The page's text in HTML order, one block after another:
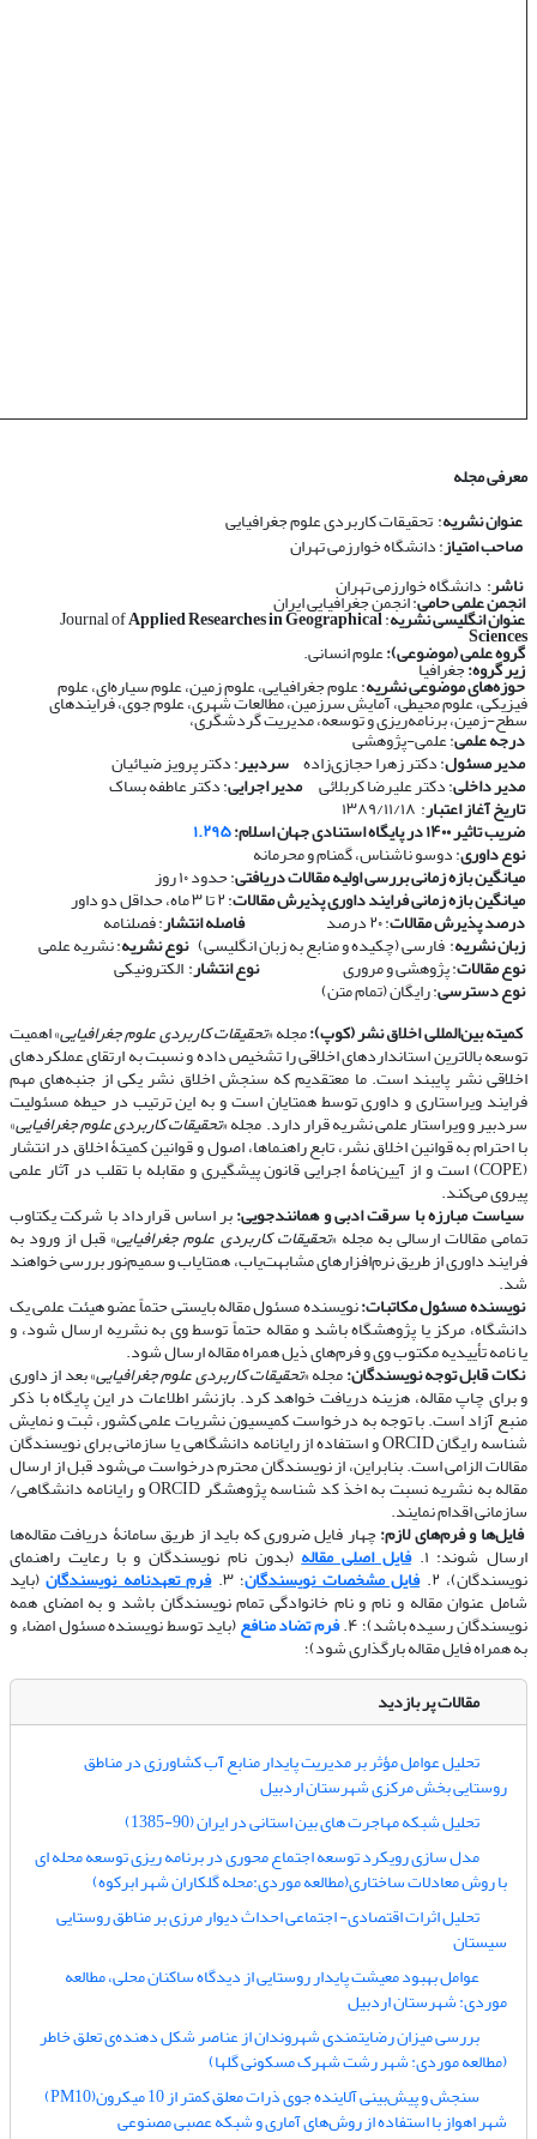
معرفی مجله
عنوان نشریه: تحقیقات کاربردی علوم جغرافیایی
صاحب امتیاز: دانشگاه خوارزمی تهران
ناشر: دانشگاه خوارزمی تهران
انجمن علمی حامی: انجمن جغرافیایی ایران
عنوان انگلیسی نشریه: Journal of
Applied Researches in Geographical
Sciences
گروه علمی (موضوعی):علوم انسانی.
زیر گروه:جغرافیا
حوزه‌های موضوعی نشریه: علوم جغرافیایی، علوم زمین، علوم سیاره‌ای، علوم
فیزیکی، علوم محیطی، آمایش سرزمین، مطالعات شهری، علوم جوی، فرایندهای
سطح-زمین، برنامه‌ریزی و توسعه، مدیریت گردشگری،
درجه علمی: علمی-پژوهشی
مدیر مسئول: دکتر زهرا حجازی‌زاده سردبیر: دکتر پرویز ضیائیان
مدیر داخلی: دکتر علیرضا کربلائی مدیر اجرایی: دکتر عاطفه بساک
تاریخ آغاز اعتبار: ۱۳۸۹/۱۱/۱۸
ضریب تاثیر ۱۴۰۰ در پایگاه استنادی جهان اسلام: ۱.۲۹۵
نوع داوری: دوسو ناشناس، گمنام و محرمانه
​​​​​​​میانگین بازه زمانی بررسی اولیه مقالات دریافتی: حدود ۱۰ روز
​​​​​​​میانگین بازه زمانی فرایند داوری پذیرش مقالات: ۲ تا ۳ ماه، حداقل دو داور
درصد پذیرش مقالات: ۲۰ درصد ​​​​​​​فاصله انتشار: فصلنامه
زبان نشریه: فارسی (چکیده و منابع به زبان انگلیسی) ​​​​​​​نوع نشریه: نشریه علمی
​​​​​​​نوع مقالات: پژوهشی و مروری ​​​​​​​نوع انتشار: الکترونیکی
​​​​​​​نوع دسترسی: رایگان (تمام متن)
​​​​​​​کمیته بین‌المللی اخلاق نشر (کوپ):مجله «تحقیقات کاربردی علوم جغرافیایی» اهمیت
توسعه بالاترین استانداردهای اخلاقی را تشخیص داده و نسبت به ارتقای عملکردهای
اخلاقی نشر پایبند است. ما معتقدیم که سنجش اخلاق نشر یکی از جنبه‌های مهم
فرایند ویراستاری و داوری توسط همتایان است و به این ترتیب در حیطه مسئولیت
سردبیر و ویراستار علمی نشریه قرار دارد. مجله «تحقیقات کاربردی علوم جغرافیایی»
با احترام به قوانین اخلاق نشر، تابع راهنماها، اصول و قوانین کمیتۀ اخلاق در انتشار
(COPE) است و از آیین‌نامۀ اجرایی قانون پیشگیری و مقابله با تقلب در آثار علمی
پیروی می‌کند.
​​​​​​​سیاست مبارزه با سرقت ادبی و همانندجویی:بر اساس قرارداد با شرکت یکتاوب
تمامی مقالات ارسالی به مجله «تحقیقات کاربردی علوم جغرافیایی» قبل از ورود به
فرایند داوری از طریق نرم‌افزارهای مشابهت‌یاب، همتایاب و سمیم‌نور بررسی خواهند
شد.
​​​​​​​نویسنده مسئول مکاتبات:نویسنده مسئول مقاله بایستی حتماً عضو هیئت علمی یک
دانشگاه، مرکز یا پژوهشگاه باشد و مقاله حتماً توسط وی به نشریه ارسال شود، و
یا نامه تأییدیه مکتوب وی و فرم‌های ذیل همراه مقاله ارسال شود.
​​​​​​​نکات قابل توجه نویسندگان:مجله «تحقیقات کاربردی علوم جغرافیایی» بعد از داوری
و برای چاپ مقاله، هزینه دریافت خواهد کرد. بازنشر اطلاعات در این پایگاه با ذکر
منبع آزاد است. با توجه به درخواست کمیسیون نشریات علمی کشور، ثبت و نمایش
شناسه رایگان ORCID و استفاده از رایانامه دانشگاهی یا سازمانی برای نویسندگان
مقالات الزامی است. بنابراین، از نویسندگان محترم درخواست می‌شود قبل از ارسال
مقاله به نشریه نسبت به اخذ کد شناسه پژوهشگر ORCID و رایانامه دانشگاهی/
سازمانی اقدام نمایند.
​​​​​​​فایل‌ها و فرم‌های لازم:چهار فایل ضروری که باید از طریق سامانۀ دریافت مقاله‌ها
ارسال شوند: ۱. فایل اصلی مقاله(بدون نام نویسندگان و با رعایت راهنمای
نویسندگان)، ۲. فایل مشخصات نویسندگان؛ ۳. فرم تعهدنامه نویسندگان(باید
شامل عنوان مقاله و نام و نام خانوادگی تمام نویسندگان باشد و به امضای همه
نویسندگان رسیده باشد)؛ ۴. فرم تضاد منافع(باید توسط نویسنده مسئول امضاء و
به همراه فایل مقاله بارگذاری شود)؛
مقالات پر بازدید
تحلیل عوامل مؤثر بر مدیریت پایدار منابع آب کشاورزی در مناطق
روستایی بخش مرکزی شهرستان اردبیل
تحلیل شبکه مهاجرت های بین استانی در ایران (90-1385)
مدل سازی رویکرد توسعه اجتماع محوری در برنامه ریزی توسعه محله ای
با روش معادلات ساختاری(مطالعه موردی:محله گلکاران شهر ابرکوه)
تحلیل اثرات اقتصادی- اجتماعی احداث دیوار مرزی بر مناطق روستایی
سیستان
عوامل بهبود معیشت پایدار روستایی از دیدگاه ساکنان محلی، مطالعه
موردی: شهرستان اردبیل
بررسی میزان رضایتمندی شهروندان از عناصر شکل دهنده‌ی تعلق خاطر
(مطالعه موردی: شهر رشت شهرک مسکونی گلها)
سنجش و پیش‌بینی آلاینده جوی ذرات معلق کمتر از 10 میکرون(PM10)
شهر اهواز با استفاده از روش‌های آماری و شبکه عصبی مصنوعی